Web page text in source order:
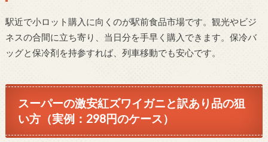
駅近で小ロット購入に向くのが駅前食品市場です。観光やビジ
ネスの合間に立ち寄り、当日分を手早く購入できます。保冷バ
ッグと保冷剤を持参すれば、列車移動でも安心です。
スーパーの激安紅ズワイガニと訳あり品の狙
い方（実例：298円のケース）